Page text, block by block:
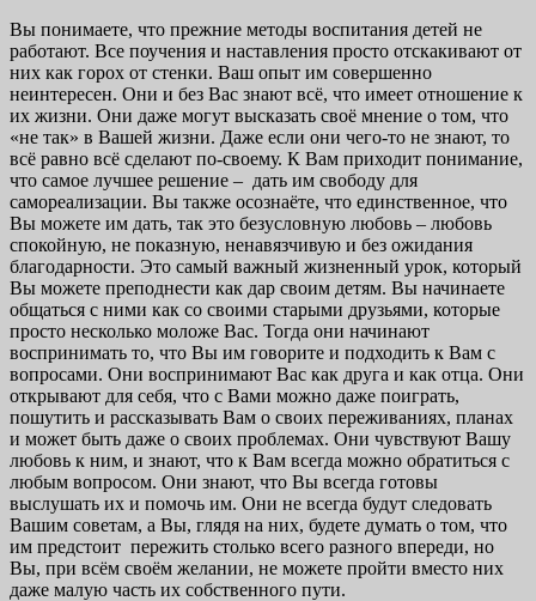
Вы понимаете, что прежние методы воспитания детей не
работают. Все поучения и наставления просто отскакивают от
них как горох от стенки. Ваш опыт им совершенно
неинтересен. Они и без Вас знают всё, что имеет отношение к
их жизни. Они даже могут высказать своё мнение о том, что
«не так» в Вашей жизни. Даже если они чего-то не знают, то
всё равно всё сделают по-своему. К Вам приходит понимание,
что самое лучшее решение – дать им свободу для
самореализации. Вы также осознаёте, что единственное, что
Вы можете им дать, так это безусловную любовь – любовь
спокойную, не показную, ненавязчивую и без ожидания
благодарности. Это самый важный жизненный урок, который
Вы можете преподнести как дар своим детям. Вы начинаете
общаться с ними как со своими старыми друзьями, которые
просто несколько моложе Вас. Тогда они начинают
воспринимать то, что Вы им говорите и подходить к Вам с
вопросами. Они воспринимают Вас как друга и как отца. Они
открывают для себя, что с Вами можно даже поиграть,
пошутить и рассказывать Вам о своих переживаниях, планах
и может быть даже о своих проблемах. Они чувствуют Вашу
любовь к ним, и знают, что к Вам всегда можно обратиться с
любым вопросом. Они знают, что Вы всегда готовы
выслушать их и помочь им. Они не всегда будут следовать
Вашим советам, а Вы, глядя на них, будете думать о том, что
им предстоит пережить столько всего разного впереди, но
Вы, при всём своём желании, не можете пройти вместо них
даже малую часть их собственного пути.